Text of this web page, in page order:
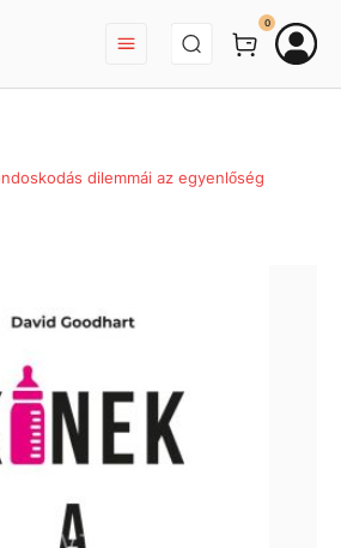
BEJELENTKEZÉS
0
dilemmái az egyenlőség